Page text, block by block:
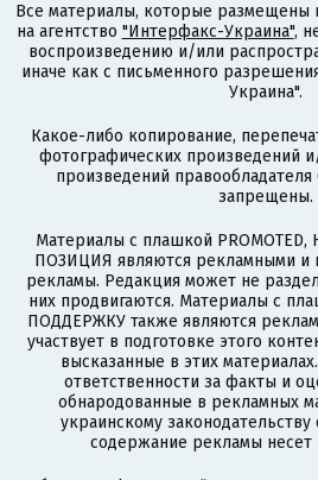
Все материалы, которые размещены
на агентство "Интерфакс-Украина",
воспроизведению и/или
иначе как с письменного
Украина".
Какое-либо копирование,
фотографических произведений
произведений
запрещены.
Материалы с плашкой
ПОЗИЦИЯ являются рекламными и
рекламы. Редакция может не
них продвигаются. Материалы с
ПОДДЕРЖКУ также являются
участвует в подготовке этого
высказанные в этих
ответственности за факты и
обнародованные в рекламных
украинскому законодательству
содержание рекламы несет